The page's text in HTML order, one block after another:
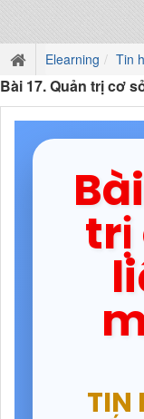
Elearning Tin
Bài 17. Quản trị cơ